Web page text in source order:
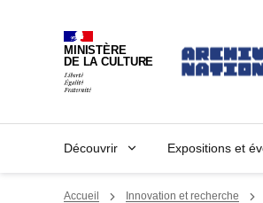
MINISTÈRE
DE LA CULTURE
Découvrir Expositions et
Accueil Innovation et recherche